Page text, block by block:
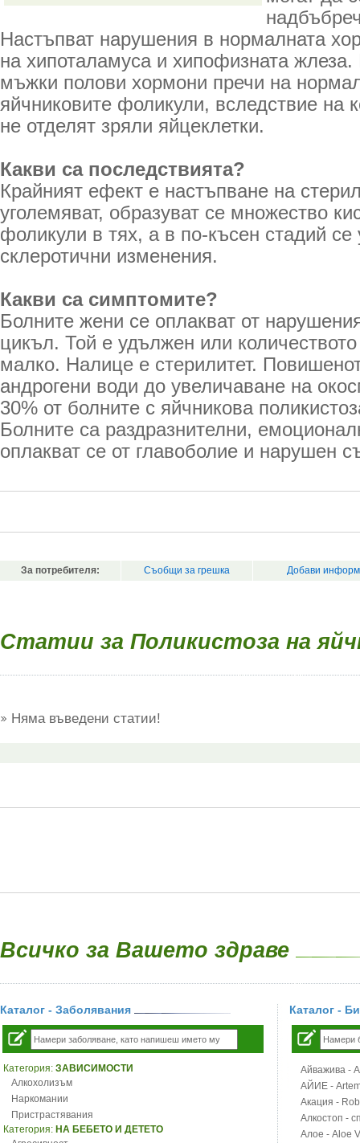
Настъпват нарушения в нормалната
на хипоталамуса и хипофизната жлеза.
мъжки полови хормони пречи на
яйчниковите фоликули, вследствие на
не отделят зряли яйцеклетки.
Какви са последствията?
Крайният ефект е настъпване на
уголемяват, образуват се множество
фоликули в тях, а в по-късен стадий се
склеротични изменения.
Какви са симптомите?
Болните жени се оплакват от
цикъл. Той е удължен или
малко. Налице е стерилитет.
андрогени води до увеличаване на
30% от болните с яйчникова
Болните са раздразнителни,
оплакват се от главоболие и нарушен
За потребителя: Съобщи за грешка Добави
Статии за Поликистоза на
Няма въведени статии!
Всичко за Вашето здраве
Каталог - Заболявания
Категория: ЗАВИСИМОСТИ
Алкохолизъм
Наркомании
Пристрастявания
Категория: НА БЕБЕТО И ДЕТЕТО
Каталог -
Айважива -
АЙИЕ -
Акация -
Алкостоп -
Алое - Aloe